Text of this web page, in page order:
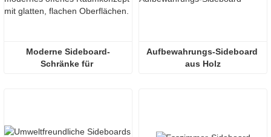
Moderne Sideboard-
Schränke für
Aufbewahrungs-Sideboard
aus Holz